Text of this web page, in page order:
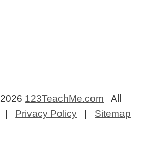
123TeachMe.com All
| Privacy Policy Sitemap